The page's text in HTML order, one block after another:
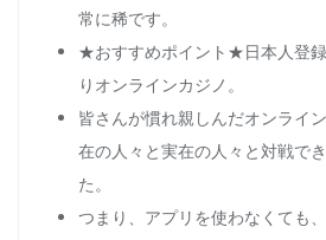
常に稀です。
★おすすめポイント★日本人登
りオンラインカジノ。
皆さんが慣れ親しんだオンライ
在の人々と実在の人々と対戦で
た。
つまり、アプリを使わなくても